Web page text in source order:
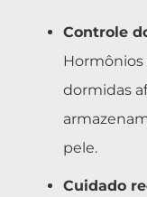
Controle
Hormônios
dormidas
pele.
Cuidado